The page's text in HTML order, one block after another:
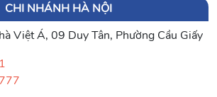
CHI NHÁNH HÀ NỘI
Việt Á, 09 Duy Tân, Phường Cầu Giấy